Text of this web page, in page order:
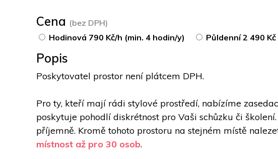
Cena (bez DPH)
Hodinová 790 Kč/h (min. 4 hodin/y)
Půldenní 2 490 Kč
Popis
Poskytovatel prostor není plátcem DPH.
Pro ty, kteří mají rádi stylové prostředí, nabízíme
poskytuje pohodlí diskrétnost pro Vaši schůzku či
příjemně. Kromě tohoto prostoru na stejném místě
místnost až pro 30 osob.